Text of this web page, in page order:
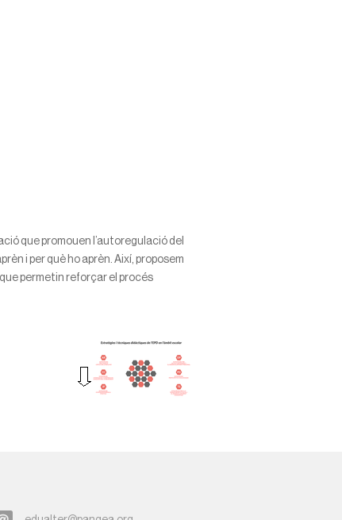
que promouen l’autoregulació del
i per què ho aprèn. Així, proposem
permetin reforçar el procés